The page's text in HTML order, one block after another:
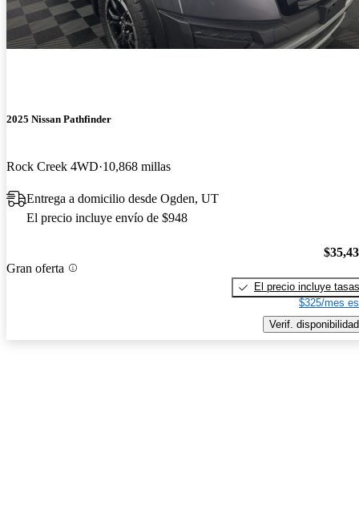
2025 Nissan Pathfinder
Rock Creek 4WD 10,868 millas
Entrega a domicilio desde Ogden, UT
El precio incluye envío de $948
Gran oferta
El precio incluye tasas
$325/mes
Verif. disponibilidad